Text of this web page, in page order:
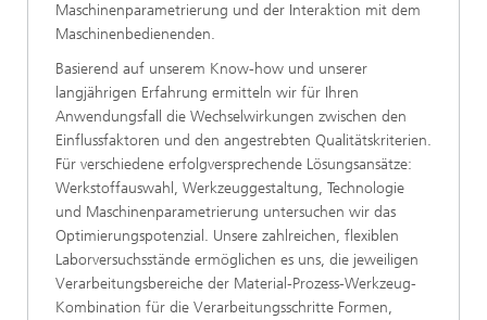
Maschinenparametrierung und der Interaktion mit dem
Maschinenbedienenden.
Basierend auf unserem Know-how und unserer
langjährigen Erfahrung ermitteln wir für Ihren
Anwendungsfall die Wechselwirkungen zwischen den
Einflussfaktoren und den angestrebten Qualitätskriterien.
Für verschiedene erfolgversprechende Lösungsansätze:
Werkstoffauswahl, Werkzeuggestaltung, Technologie
und Maschinenparametrierung untersuchen wir das
Optimierungspotenzial. Unsere zahlreichen, flexiblen
Laborversuchsstände ermöglichen es uns, die jeweiligen
Verarbeitungsbereiche der Material-Prozess-Werkzeug-
Kombination für die Verarbeitungsschritte Formen,